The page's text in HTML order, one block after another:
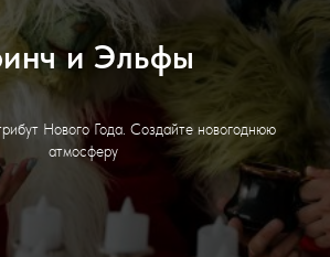
и Эльфы
Нового Года. Создайте новогоднюю
атмосферу